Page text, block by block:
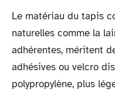
Le matériau du tapis
naturelles comme la
adhérentes, méritent
adhésives ou velcro
polypropylène, plus